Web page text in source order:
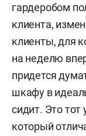
гардеробом
клиента,
клиенты, для
на неделю
придется
шкафу в
сидит. Это тот
который